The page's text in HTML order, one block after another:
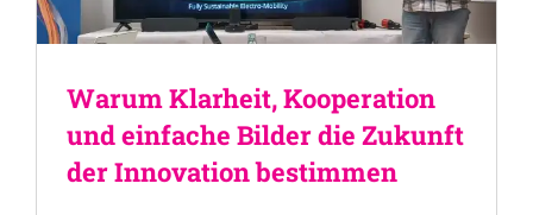
Warum Klarheit, Kooperation
und einfache Bilder die Zukunft
der Innovation bestimmen